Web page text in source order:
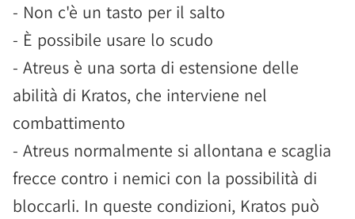
- Non c'è un tasto per il salto
- È possibile usare lo scudo
- Atreus è una sorta di estensione delle
abilità di Kratos, che interviene nel
combattimento
- Atreus normalmente si allontana e scaglia
frecce contro i nemici con la possibilità di
bloccarli. In queste condizioni, Kratos può